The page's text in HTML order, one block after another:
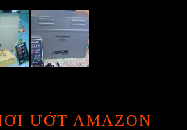
ƯỚT AMAZON